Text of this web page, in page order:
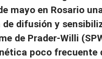
mayo en Rosario
difusión y
de Prader-Willi
poco frecuente